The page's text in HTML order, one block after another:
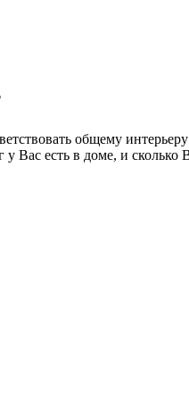
общему
у Вас есть в доме, и